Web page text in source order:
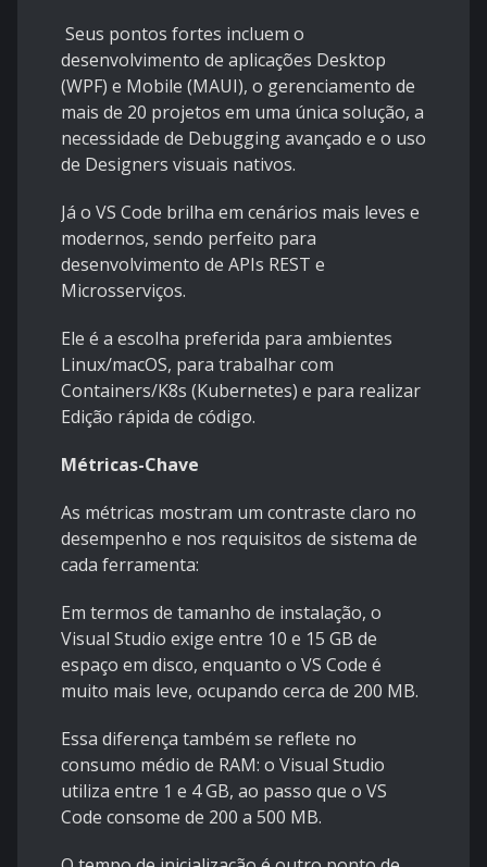
Seus pontos fortes incluem o
desenvolvimento de aplicações Desktop
(WPF) e Mobile (MAUI), o gerenciamento de
mais de 20 projetos em uma única solução, a
necessidade de Debugging avançado e o uso
de Designers visuais nativos.
Já o VS Code brilha em cenários mais leves e
modernos, sendo perfeito para
desenvolvimento de APIs REST e
Microsserviços.
Ele é a escolha preferida para ambientes
Linux/macOS, para trabalhar com
Containers/K8s (Kubernetes) e para realizar
Edição rápida de código.
Métricas-Chave
As métricas mostram um contraste claro no
desempenho e nos requisitos de sistema de
cada ferramenta:
Em termos de tamanho de instalação, o
Visual Studio exige entre 10 e 15 GB de
espaço em disco, enquanto o VS Code é
muito mais leve, ocupando cerca de 200 MB.
Essa diferença também se reflete no
consumo médio de RAM: o Visual Studio
utiliza entre 1 e 4 GB, ao passo que o VS
Code consome de 200 a 500 MB.